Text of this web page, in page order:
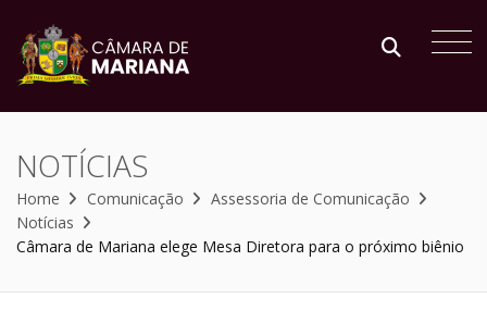
NOTÍCIAS
Home Comunicação
Assessoria de Comunicação
Notícias
Câmara de Mariana elege Mesa Diretora para o próximo biênio